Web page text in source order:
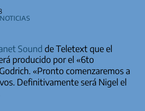
Noticias
Sound de Teletext que el
producido por el «6to
«Pronto comenzaremos a
Definitivamente será Nigel el